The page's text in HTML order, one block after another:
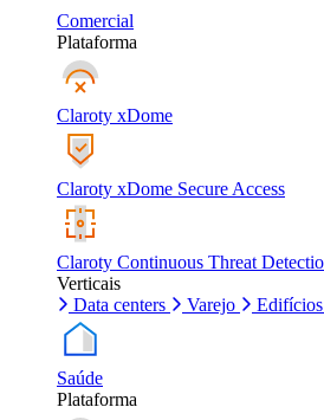
Comercial
Plataforma
Claroty xDome
Claroty xDome Secure Access
Claroty Continuous Threat
Verticais
Data centers
Varejo
Saúde
Plataforma